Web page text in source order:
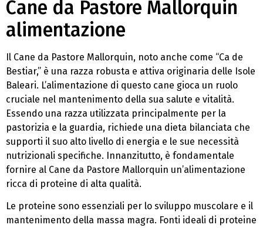
Cane da Pastore Mallorquin
alimentazione
Il Cane da Pastore Mallorquin, noto anche come “Ca de
Bestiar,” è una razza robusta e attiva originaria delle Isole
Baleari. L’alimentazione di questo cane gioca un ruolo
cruciale nel mantenimento della sua salute e vitalità.
Essendo una razza utilizzata principalmente per la
pastorizia e la guardia, richiede una dieta bilanciata che
supporti il suo alto livello di energia e le sue necessità
nutrizionali specifiche. Innanzitutto, è fondamentale
fornire al Cane da Pastore Mallorquin un’alimentazione
ricca di proteine di alta qualità.
Le proteine sono essenziali per lo sviluppo muscolare e il
mantenimento della massa magra. Fonti ideali di proteine